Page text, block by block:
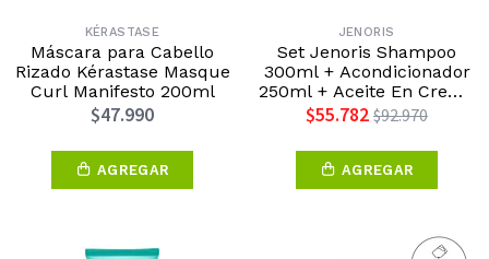
KÉRASTASE
Máscara para Cabello
Rizado Kérastase Masque
Curl Manifesto 200ml
$47.990
AGREGAR
JENORIS
Set Jenoris Shampoo
300ml + Acondicionador
250ml + Aceite En Crema
150ml
$55.782 $92.970
AGREGAR